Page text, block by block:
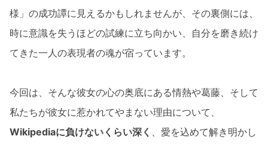
様」の成功譚に見えるかもしれませんが、その裏側には、
時に意識を失うほどの試練に立ち向かい、自分を磨き続け
てきた一人の表現者の魂が宿っています。
今回は、そんな彼女の心の奥底にある情熱や葛藤、そして
私たちが彼女に惹かれてやまない理由について、
Wikipediaに負けないくらい深く 、愛を込めて解き明かし